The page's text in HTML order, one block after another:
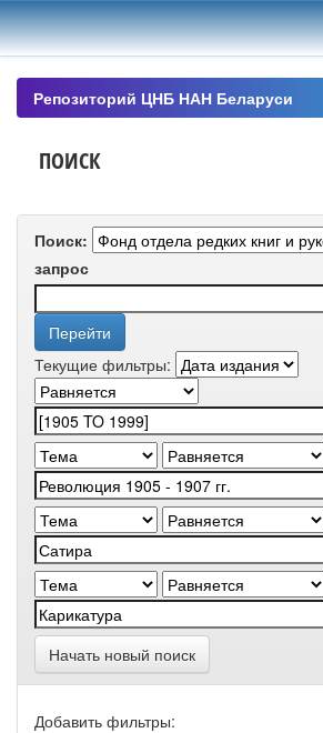
Skip
navigation
Репозиторий ЦНБ НАН Беларуси
ПОИСК
Поиск:
запрос
Текущие фильтры:
Начать новый поиск
Добавить фильтры: